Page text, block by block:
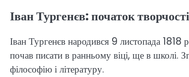
Іван Тургенєв: початок творчості
Іван Тургенєв народився 9 листопада 1818
почав писати в ранньому віці, ще в школі.
філософію і літературу.